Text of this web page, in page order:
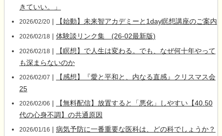
きていい。」
2026/02/20| 【始動】未来智アカデミーと1day瞑想講座のご案内
2026/02/18 | 体験談リンク集 (26-02最新版)
2026/02/18 |
【瞑想】で人生は変わる。でも、なぜ何十年やって
も深まらないのか
2026/02/07 |
【感想】『愛と平和と、内なる直感』クリスマス会
25
2026/02/06 |
【無料配信】放置すると「悪化」しやすい【40.50
代の心身不調】の共通原因
2026/01/16 | 病気予防に一番重要な医科は、どの科でしょうか？